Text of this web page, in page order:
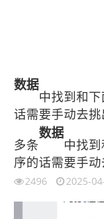
数据
中找到和
话需要手动去
多条
数据
中找
序的话需要手动
2496 2025-